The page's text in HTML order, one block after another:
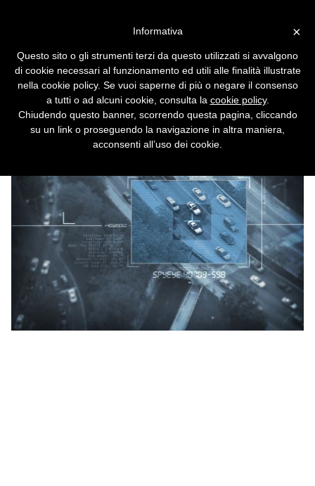
spione del governo
È tutto italiano lo spyware usato da governi e
forze di polizia per violare PC, smartphone e
tablet.
×
Informativa
Questo sito o gli strumenti terzi da questo utilizzati si avvalgono
di cookie necessari al funzionamento ed utili alle finalità illustrate
nella cookie policy. Se vuoi saperne di più o negare il consenso
a tutti o ad alcuni cookie, consulta la cookie policy.
Chiudendo questo banner, scorrendo questa pagina, cliccando
su un link o proseguendo la navigazione in altra maniera,
acconsenti all’uso dei cookie.